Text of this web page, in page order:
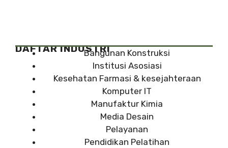
DAFTAR INDUSTRIBangunan Konstruksi
Institusi Asosiasi
Kesehatan Farmasi & kesejahteraan
Komputer IT
Manufaktur Kimia
Media Desain
Pelayanan
Pendidikan Pelatihan